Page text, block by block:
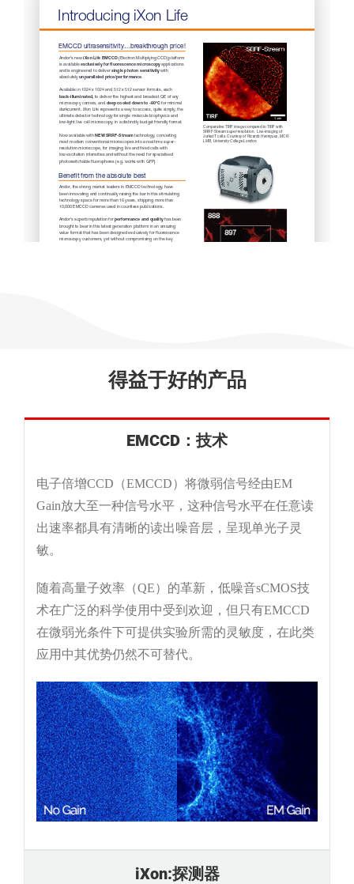
得益于好的产品
EMCCD：技术
电子倍增CCD（EMCCD）将微弱信号经由EM
Gain放大至一种信号水平，这种信号水平在任意读
出速率都具有清晰的读出噪音层，呈现单光子灵
敏。
随着高量子效率（QE）的革新，低噪音sCMOS技
术在广泛的科学使用中受到欢迎，但只有EMCCD
在微弱光条件下可提供实验所需的灵敏度，在此类
应用中其优势仍然不可替代。
iXon:探测器